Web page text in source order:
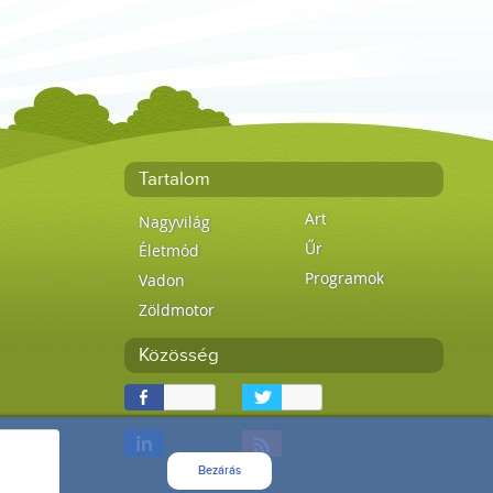
Bezárás
Tartalom
Nagyvilág
Életmód
Vadon
Zöldmotor
Art
Űr
Programok
Közösség